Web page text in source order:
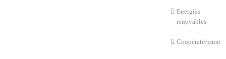
Energías
renovables
Cooperativismo